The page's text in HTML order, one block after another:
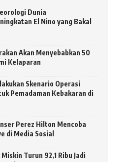
Dunia
El Nino yang Bakal
Akan Menyebabkan 50
Kelaparan
Skenario Operasi
Pemadaman Kebakaran di
Perez Hilton Mencoba
di Media Sosial
Turun 92,1 Ribu Jadi